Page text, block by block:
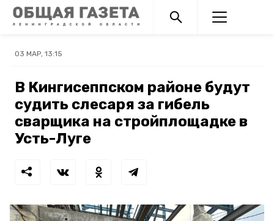
03 МАР, 13:15
В Кингисеппском районе будут
судить слесаря за гибель
сварщика на стройплощадке в
Усть-Луге